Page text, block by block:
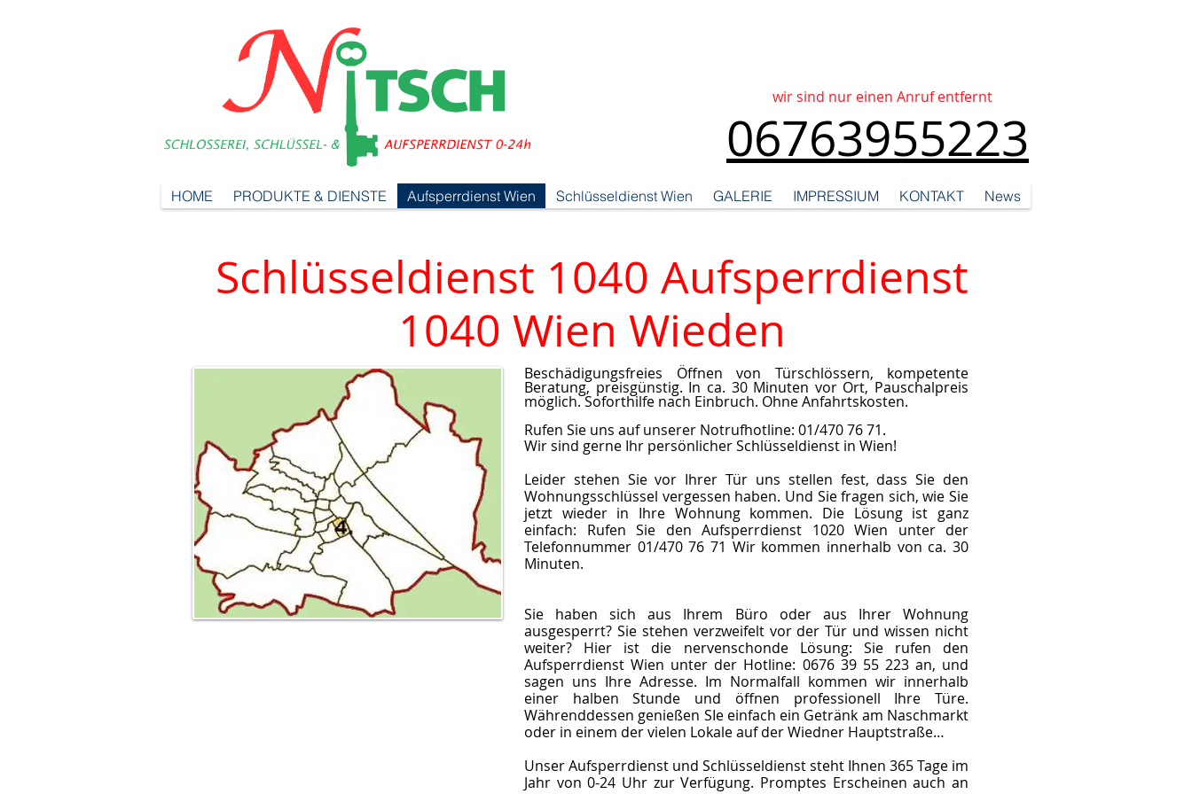
06763955223
wir sind nur einen Anruf entfernt
HOME PRODUKTE & DIENSTE Aufsperrdienst Wien Schlüsseldienst Wien GALERIE IMPRESSIUM KONTAKT News
Schlüsseldienst 1040 Aufsperrdienst
1040 Wien Wieden
Beschädigungsfreies Öffnen von Türschlössern, kompetente
Beratung, preisgünstig. In ca. 30 Minuten vor Ort, Pauschalpreis
möglich. Soforthilfe nach Einbruch. Ohne Anfahrtskosten.
Rufen Sie uns auf unserer Notrufhotline: 01/470 76 71.
Wir sind gerne Ihr persönlicher Schlüsseldienst in Wien!
Leider stehen Sie vor Ihrer Tür uns stellen fest, dass Sie den
Wohnungsschlüssel vergessen haben. Und Sie fragen sich, wie Sie
jetzt wieder in Ihre Wohnung kommen. Die Lösung ist ganz
einfach: Rufen Sie den Aufsperrdienst 1020 Wien unter der
Telefonnummer 01/470 76 71 Wir kommen innerhalb von ca. 30
Minuten.
Sie haben sich aus Ihrem Büro oder aus Ihrer Wohnung
ausgesperrt? Sie stehen verzweifelt vor der Tür und wissen nicht
weiter? Hier ist die nervenschonde Lösung: Sie rufen den
Aufsperrdienst Wien unter der Hotline: 0676 39 55 223 an, und
sagen uns Ihre Adresse. Im Normalfall kommen wir innerhalb
einer halben Stunde und öffnen professionell Ihre Türe.
Währenddessen genießen SIe einfach ein Getränk am Naschmarkt
oder in einem der vielen Lokale auf der Wiedner Hauptstraße…
Unser Aufsperrdienst und Schlüsseldienst steht Ihnen 365 Tage im
Jahr von 0-24 Uhr zur Verfügung. Promptes Erscheinen auch an